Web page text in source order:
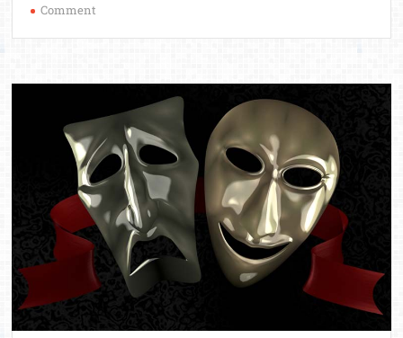
Comment
και
ωρομίσθιοι
εκπαιδευτικοί
χάνουν
την
αποζημίωση
μη
ληφθείσας
άδειας